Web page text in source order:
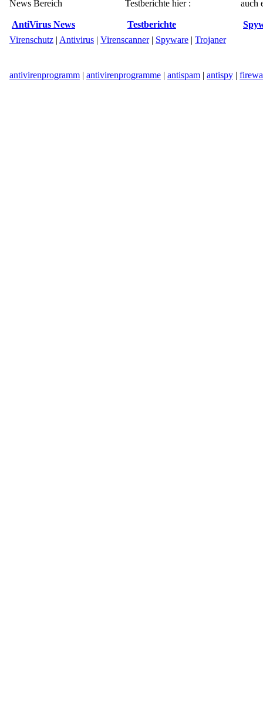
News Bereich
AntiVirus News
Testberichte hier :
Testberichte
auch
Virenschutz | Antivirus | Virenscanner| Spyware | Trojaner
antivirenprogramm | antivirenprogramme | antispam | antispy |